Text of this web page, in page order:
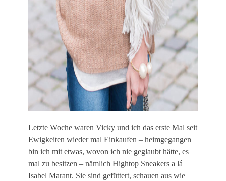
Letzte Woche waren Vicky und ich das erste Mal seit
Ewigkeiten wieder mal Einkaufen – heimgegangen
bin ich mit etwas, wovon ich nie geglaubt hätte, es
mal zu besitzen – nämlich Hightop Sneakers a lá
Isabel Marant. Sie sind gefüttert, schauen aus wie